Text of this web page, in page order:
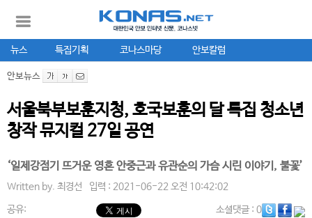
뉴스 특집기획 코나스마당 안보칼럼
안보뉴스
서울북부보훈지청, 호국보훈의 달 특집 청소년
창작 뮤지컬 27일 공연
‘일제강점기 뜨거운 영혼 안중근과 유관순의 가슴 시린 이야기, 불꽃’
Written by. 최경선 입력 : 2021-06-22 오전 10:42:02
공유: 소셜댓글: 0